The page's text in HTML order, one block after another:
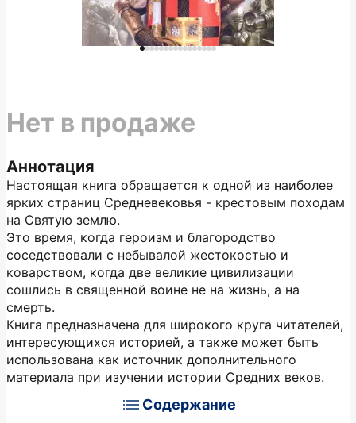
Аннотация
Настоящая книга обращается к одной из наиболее
ярких страниц Средневековья - крестовым походам
на Святую землю.
Это время, когда героизм и благородство
соседствовали с небывалой жестокостью и
коварством, когда две великие цивилизации
сошлись в священной воине не на жизнь, а на
смерть.
Книга предназначена для широкого круга читателей,
интересующихся историей, а также может быть
использована как источник дополнительного
материала при изучении истории Средних веков.
Содержание
Нет в продаже